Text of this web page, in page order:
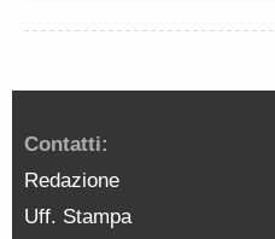
Contatti:
Redazione
Uff. Stampa